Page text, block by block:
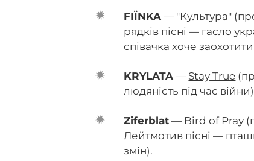
FIЇNKA — "Культура"
рядків пісні — гасло
співачка хоче
KRYLATA — Stay True
людяність під час
Ziferblat — Bird of Pray
Лейтмотив пісні —
змін).